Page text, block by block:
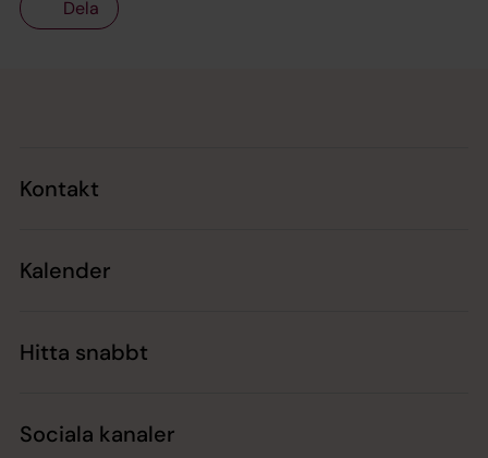
Dela
Kontakt
Kalender
Hitta snabbt
Sociala kanaler